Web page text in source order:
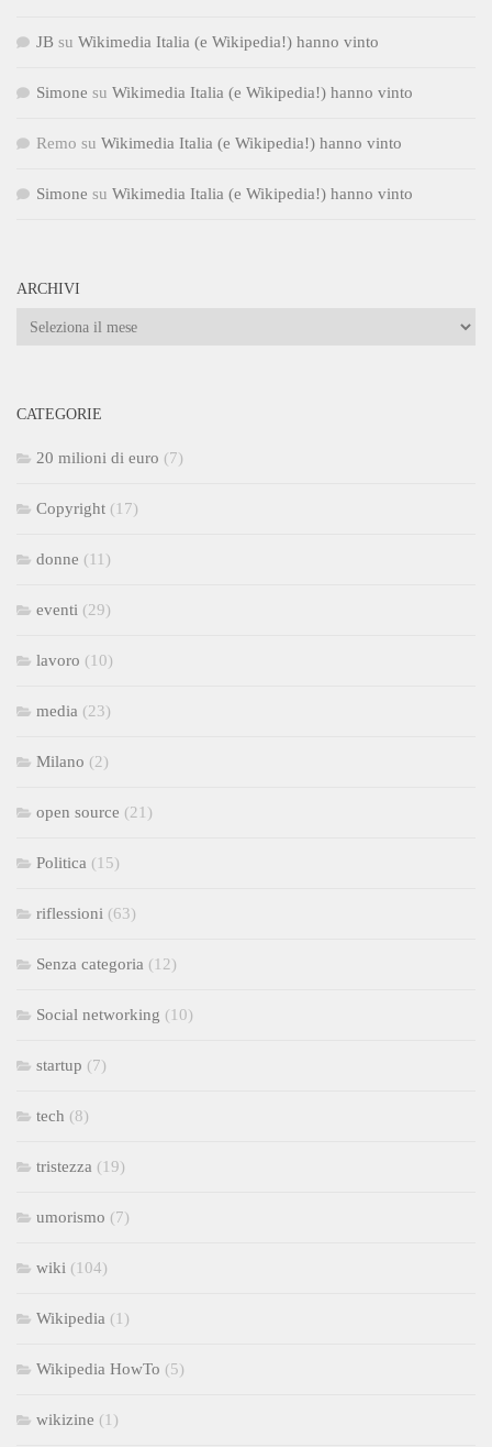
JB su Wikimedia Italia (e Wikipedia!) hanno vinto
Simone su Wikimedia Italia (e Wikipedia!) hanno vinto
Remo su Wikimedia Italia (e Wikipedia!) hanno vinto
Simone su Wikimedia Italia (e Wikipedia!) hanno vinto
ARCHIVI
Archivi
CATEGORIE
20 milioni di euro (7)
Copyright (17)
donne (11)
eventi (29)
lavoro (10)
media (23)
Milano (2)
open source (21)
Politica (15)
riflessioni (63)
Senza categoria (12)
Social networking (10)
startup (7)
tech (8)
tristezza (19)
umorismo (7)
wiki (104)
Wikipedia (1)
Wikipedia HowTo (5)
wikizine (1)